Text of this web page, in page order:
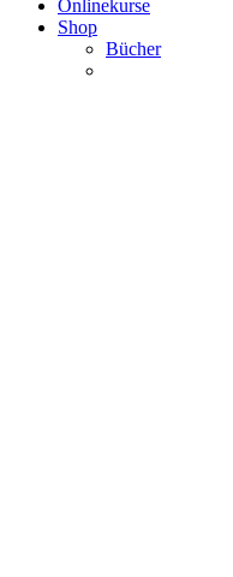
Onlinekurse
Shop
Bücher